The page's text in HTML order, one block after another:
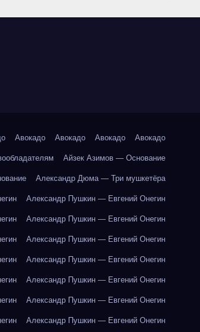
Авокадо Авокадо Авокадо Авокадо
Айзек Азимов — Основание
Александр Дюма — Три мушкетёра
Александр Пушкин — Евгений Онегин
Александр Пушкин — Евгений Онегин
Александр Пушкин — Евгений Онегин
Александр Пушкин — Евгений Онегин
Александр Пушкин — Евгений Онегин
Александр Пушкин — Евгений Онегин
Александр Пушкин — Евгений Онегин